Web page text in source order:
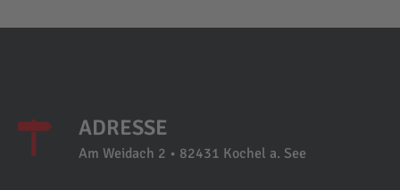
ADRESSE
Am Weidach 2 • 82431 Kochel a. See